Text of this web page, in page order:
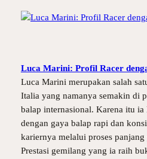
Luca Marini: Profil Racer
Luca Marini merupakan salah
Italia yang namanya semakin di
balap internasional. Karena itu ia
dengan gaya balap rapi dan
kariernya melalui proses
Prestasi gemilang yang ia raih